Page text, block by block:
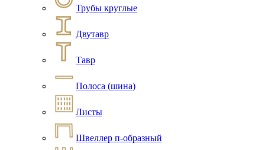
Трубы круглые
Двутавр
Тавр
Полоса (шина)
Листы
Швеллер п-образный